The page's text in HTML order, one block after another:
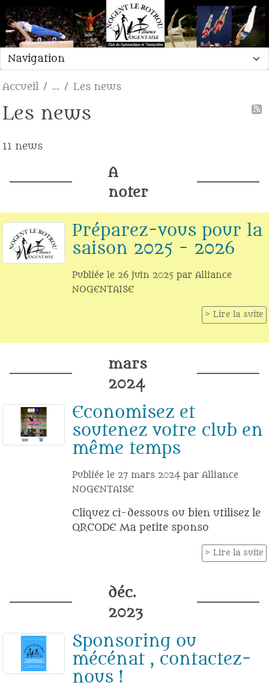
Accueil Les news
Les news
11 news
A
noter
Préparez-vous pour la
saison 2025 - 2026
Publiée le 26 juin 2025 par Alliance
NOGENTAISE
Lire la suite
mars
2024
Economisez et
soutenez votre club en
même temps
Publiée le 27 mars 2024 par Alliance
NOGENTAISE
Cliquez ci-dessous ou bien utilisez le
QRCODE Ma petite sponso
Lire la suite
déc.
2023
Sponsoring ou
mécénat , contactez-
nous !
Panneau de gestion des cookies